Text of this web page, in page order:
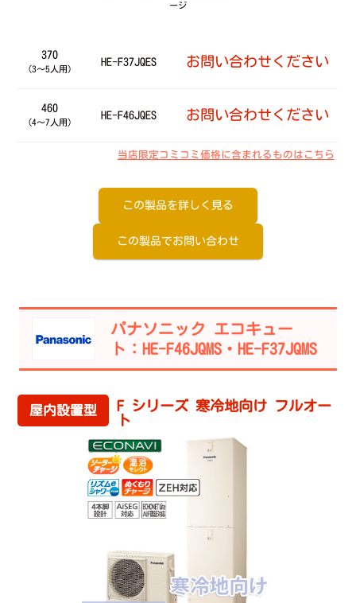
ージ
370
（3～5人用）
HE-F37JQES お問い合わせください
460
（4～7人用）
HE-F46JQES お問い合わせください
当店限定コミコミ価格に含まれるものはこちら
この製品を詳しく見る
この製品でお問い合わせ
パナソニック エコキュー
ト：HE-F46JQMS・HE-F37JQMS
屋内設置型
F シリーズ 寒冷地向け フルオー
ト